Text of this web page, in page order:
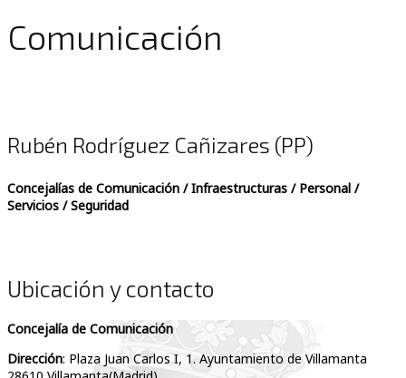
Comunicación
Rubén Rodríguez Cañizares (PP)
Concejalías de Comunicación / Infraestructuras / Personal /
Servicios / Seguridad
Ubicación y contacto
Concejalía de Comunicación
Dirección: Plaza Juan Carlos I, 1. Ayuntamiento de Villamanta